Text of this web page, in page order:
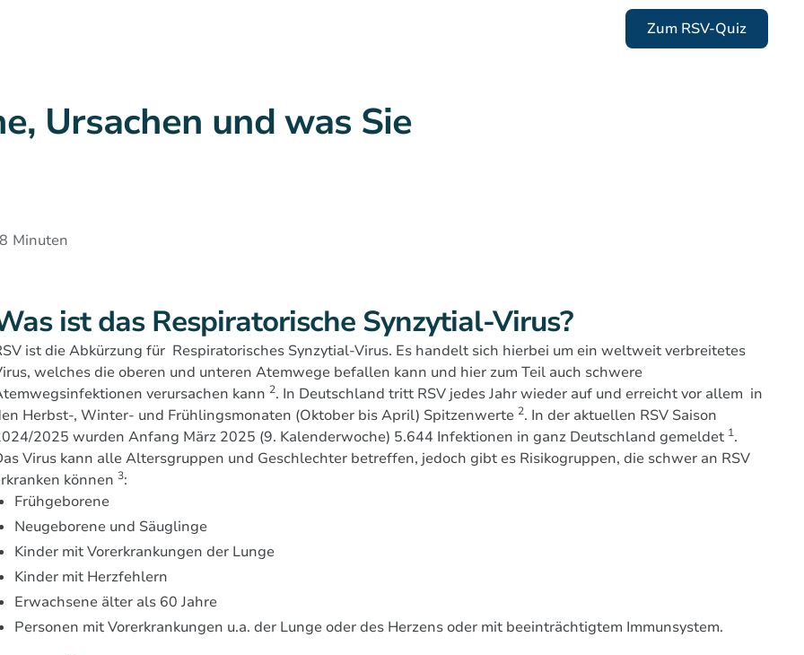
Zum RSV-Quiz
Ursachen und was Sie
8 Minuten
ist das Respiratorische Synzytial-Virus?
ist die Abkürzung für Respiratorisches Synzytial-Virus. Es handelt sich hierbei um ein weltweit verbreitetes
welches die oberen und unteren Atemwege befallen kann und hier zum Teil auch schwere
verursachen kann 2. In Deutschland tritt RSV jedes Jahr wieder auf und erreicht vor allem in
Herbst-, Winter- und Frühlingsmonaten (Oktober bis April) Spitzenwerte 2. In der aktuellen RSV Saison
2025 wurden Anfang März 2025 (9. Kalenderwoche) 5.644 Infektionen in ganz Deutschland gemeldet 1.
Virus kann alle Altersgruppen und Geschlechter betreffen, jedoch gibt es Risikogruppen, die schwer an RSV
können 3:
Frühgeborene
Neugeborene und Säuglinge
Kinder mit Vorerkrankungen der Lunge
Kinder mit Herzfehlern
Erwachsene älter als 60 Jahre
Personen mit Vorerkrankungen u.a. der Lunge oder des Herzens oder mit beeinträchtigtem Immunsystem.